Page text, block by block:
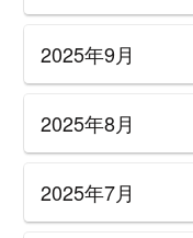
2025年9月
2025年8月
2025年7月